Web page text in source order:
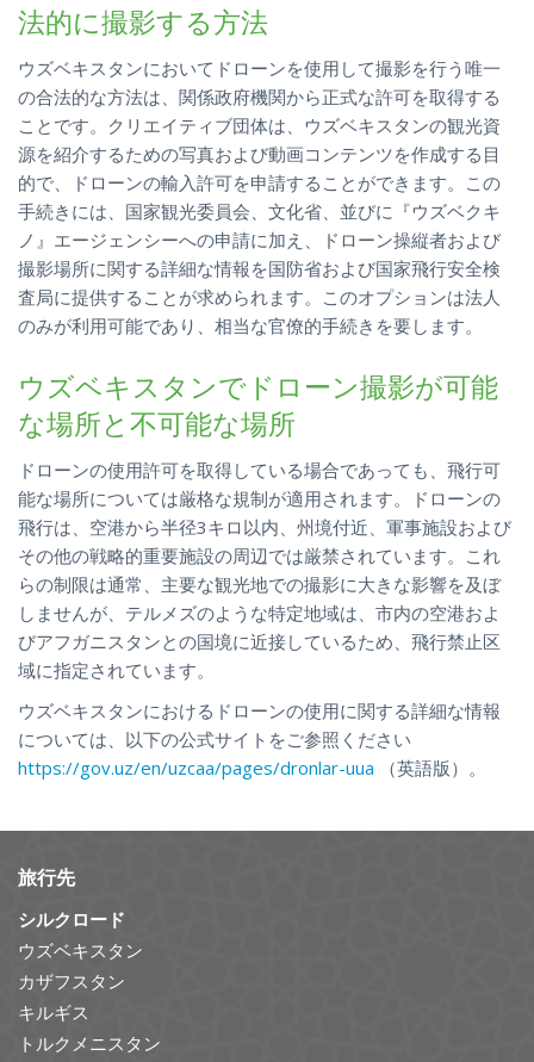
法的に撮影する方法
ウズベキスタンにおいてドローンを使用して撮影を行う唯一
の合法的な方法は、関係政府機関から正式な許可を取得する
ことです。クリエイティブ団体は、ウズベキスタンの観光資
源を紹介するための写真および動画コンテンツを作成する目
的で、ドローンの輸入許可を申請することができます。この
手続きには、国家観光委員会、文化省、並びに『ウズベクキ
ノ』エージェンシーへの申請に加え、ドローン操縦者および
撮影場所に関する詳細な情報を国防省および国家飛行安全検
査局に提供することが求められます。このオプションは法人
のみが利用可能であり、相当な官僚的手続きを要します。
ウズベキスタンでドローン撮影が可能
な場所と不可能な場所
ドローンの使用許可を取得している場合であっても、飛行可
能な場所については厳格な規制が適用されます。ドローンの
飛行は、空港から半径3キロ以内、州境付近、軍事施設および
その他の戦略的重要施設の周辺では厳禁されています。これ
らの制限は通常、主要な観光地での撮影に大きな影響を及ぼ
しませんが、テルメズのような特定地域は、市内の空港およ
びアフガニスタンとの国境に近接しているため、飛行禁止区
域に指定されています。
ウズベキスタンにおけるドローンの使用に関する詳細な情報
については、以下の公式サイトをご参照ください
https://gov.uz/en/uzcaa/pages/dronlar-uua （英語版）。
旅行先
シルクロード
ウズベキスタン
カザフスタン
キルギス
トルクメニスタン